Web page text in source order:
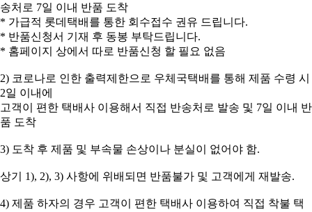
송처로 7일 이내 반품 도착
* 가급적 롯데택배를 통한 회수접수 권유 드립니다.
* 반품신청서 기재 후 동봉 부탁드립니다.
* 홈페이지 상에서 따로 반품신청 할 필요 없음
2) 코로나로 인한 출력제한으로 우체국택배를 통해 제품 수령 시
2일 이내에
고객이 편한 택배사 이용해서 직접 반송처로 발송 및 7일 이내 반
품 도착
3) 도착 후 제품 및 부속물 손상이나 분실이 없어야 함.
상기 1), 2), 3) 사항에 위배되면 반품불가 및 고객에게 재발송.
4) 제품 하자의 경우 고객이 편한 택배사 이용하여 직접 착불 택